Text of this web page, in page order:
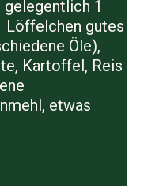
gelegentlich 1
Löffelchen gutes
Öle),
Kartoffel, Reis
etwas